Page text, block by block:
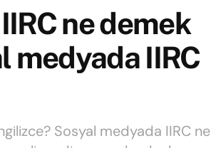
ne demek
medyada IIRC
Sosyal medyada IIRC ne